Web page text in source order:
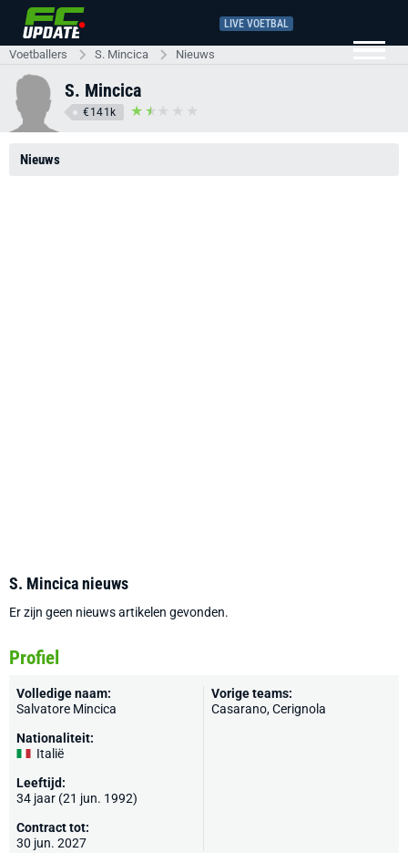
LIVE VOETBAL
Voetballers S. Mincica Nieuws
S. Mincica
€141k
Nieuws
S. Mincica nieuws
Er zijn geen nieuws artikelen gevonden.
Profiel
Volledige naam:
Salvatore Mincica
Nationaliteit:
Italië
Leeftijd:
34 jaar (21 jun. 1992)
Contract tot:
30 jun. 2027
Vorige teams:
Casarano,Cerignola